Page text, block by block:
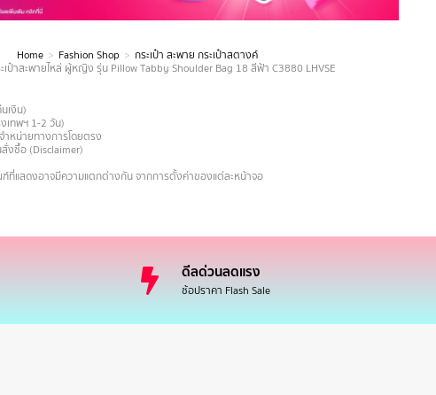
Home Fashion Shop
กระเป๋า สะพาย กระเป๋าสตางค์
ะเป๋าสะพายไหล่ ผู้หญิง รุ่น Pillow Tabby Shoulder Bag 18 สีฟ้า C3880 LHVSE
เงิน)
เทพฯ 1-2 วัน)
หน่ายทางการโดยตรง
งซื้อ (Disclaimer)
แสดงอาจมีความแตกต่างกัน จากการตั้งค่าของแต่ละหน้าจอ
ดีลด่วนลดแรง
ช้อปราคา Flash Sale